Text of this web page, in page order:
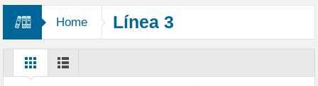
Home Línea 3